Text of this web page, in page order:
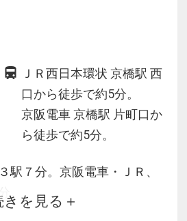
ＪＲ西日本環状 京橋駅 西
口から徒歩で約5分。
京阪電車 京橋駅 片町口か
ら徒歩で約5分。
駅７分。京阪電車・ＪＲ、
。
都へもビジネスや観光に便
きを見る